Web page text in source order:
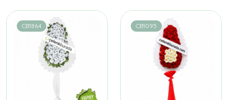
CB1864 CB1095